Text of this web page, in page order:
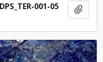
001-05